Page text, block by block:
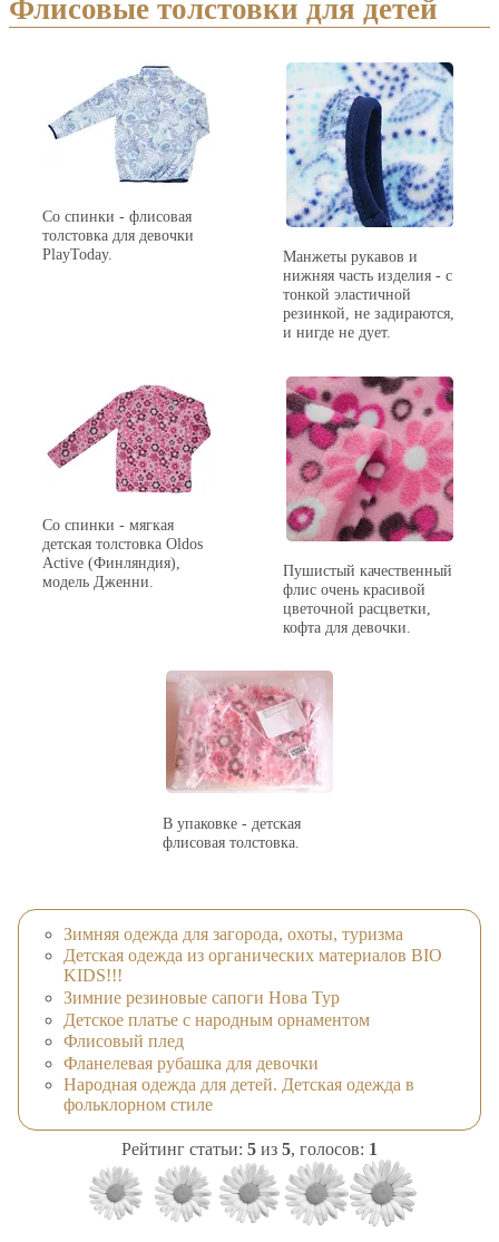
Флисовые толстовки для детей
Со спинки - флисовая
толстовка для девочки
PlayToday.
Манжеты рукавов и
нижняя часть изделия - с
тонкой эластичной
резинкой, не задираются,
и нигде не дует.
Со спинки - мягкая
детская толстовка Oldos
Active (Финляндия),
модель Дженни.
Пушистый качественный
флис очень красивой
цветочной расцветки,
кофта для девочки.
В упаковке - детская
флисовая толстовка.
Зимняя одежда для загорода, охоты, туризма
Детская одежда из органических материалов BIO
KIDS!!!
Зимние резиновые сапоги Нова Тур
Детское платье с народным орнаментом
Флисовый плед
Фланелевая рубашка для девочки
Народная одежда для детей. Детская одежда в
фольклорном стиле
Рейтинг статьи: 5 из 5, голосов: 1